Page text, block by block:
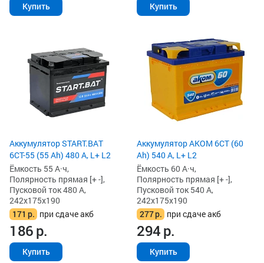
Купить Купить
Аккумулятор START.BAT
6СТ-55 (55 Ah) 480 А, L+ L2
Ёмкость 55 А·ч,
Полярность прямая [+ -],
Пусковой ток 480 А,
242x175x190
171 р. при сдаче акб
186р.
Купить
Аккумулятор AKOM 6СТ (60
Ah) 540 А, L+ L2
Ёмкость 60 А·ч,
Полярность прямая [+ -],
Пусковой ток 540 А,
242x175x190
277р. при сдаче акб
294р.
Купить